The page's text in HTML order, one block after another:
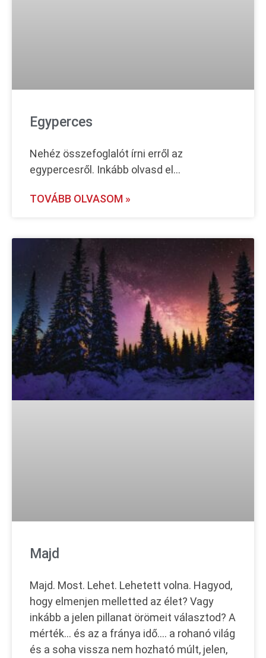
Egyperces
Nehéz összefoglalót írni erről az
egypercesről. Inkább olvasd el…
TOVÁBB OLVASOM »
Majd
Majd. Most. Lehet. Lehetett volna. Hagyod,
hogy elmenjen melletted az élet? Vagy
inkább a jelen pillanat örömeit választod? A
mérték… és az a fránya idő…. a rohanó világ
és a soha vissza nem hozható múlt, jelen,